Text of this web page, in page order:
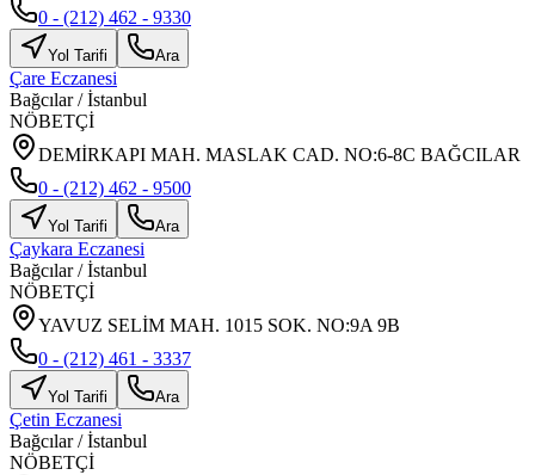
0 - (212) 462 - 9330
Yol Tarifi Ara
Çare Eczanesi
Bağcılar/İstanbul
NÖBETÇİ
DEMİRKAPI MAH. MASLAK CAD. NO:6-8C BAĞCILAR
0 - (212) 462 - 9500
Yol Tarifi Ara
Çaykara Eczanesi
Bağcılar/İstanbul
NÖBETÇİ
YAVUZ SELİM MAH. 1015 SOK. NO:9A 9B
0 - (212) 461 - 3337
Yol Tarifi Ara
Çetin Eczanesi
Bağcılar/İstanbul
NÖBETÇİ